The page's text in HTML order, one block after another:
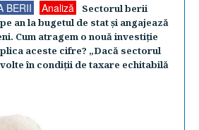
BERII Analiză
Sectorul berii
an la bugetul de stat şi angajează
Cum atragem o nouă investiţie
aceste cifre? „Dacă sectorul
în condiţii de taxare echitabilă